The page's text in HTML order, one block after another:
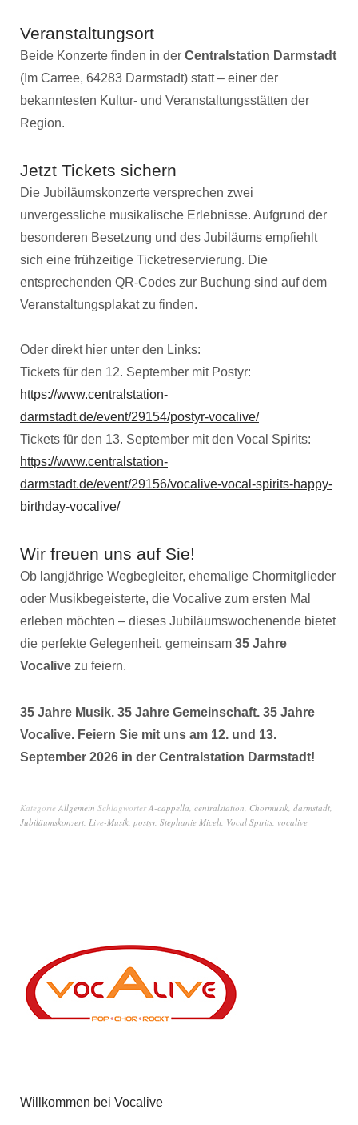
Veranstaltungsort
Beide Konzerte finden in der Centralstation Darmstadt
(Im Carree, 64283 Darmstadt) statt – einer der
bekanntesten Kultur- und Veranstaltungsstätten der
Region.
Jetzt Tickets sichern
Die Jubiläumskonzerte versprechen zwei
unvergessliche musikalische Erlebnisse. Aufgrund der
besonderen Besetzung und des Jubiläums empfiehlt
sich eine frühzeitige Ticketreservierung. Die
entsprechenden QR-Codes zur Buchung sind auf dem
Veranstaltungsplakat zu finden.
Oder direkt hier unter den Links:
Tickets für den 12. September mit Postyr:
https://www.centralstation-
darmstadt.de/event/29154/postyr-vocalive/
Tickets für den 13. September mit den Vocal Spirits:
https://www.centralstation-
darmstadt.de/event/29156/vocalive-vocal-spirits-happy-
birthday-vocalive/
Wir freuen uns auf Sie!
Ob langjährige Wegbegleiter, ehemalige Chormitglieder
oder Musikbegeisterte, die Vocalive zum ersten Mal
erleben möchten – dieses Jubiläumswochenende bietet
die perfekte Gelegenheit, gemeinsam 35 Jahre
Vocalive zu feiern.
35 Jahre Musik. 35 Jahre Gemeinschaft. 35 Jahre
Vocalive. Feiern Sie mit uns am 12. und 13.
September 2026 in der Centralstation Darmstadt!
Kategorie Allgemein SchlagwörterA-cappella centralstation Chormusik darmstadt
Jubiläumskonzert Live-Musik postyr, Stephanie Miceli Vocal Spirits vocalive
Willkommen bei Vocalive